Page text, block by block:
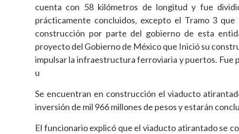
cuenta con 58 kilómetros de longitud y fue
prácticamente concluidos, excepto el Tramo 3
construcción por parte del gobierno de esta
proyecto del Gobierno de México que Inició su
impulsar la infraestructura ferroviaria y puertos. Fue
u
Se encuentran en construcción el viaducto
inversión de mil 966 millones de pesos y estarán
El funcionario explicó que el viaducto atirantado se